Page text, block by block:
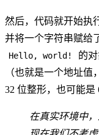
然后，代码就开始执
并将一个字符串赋给
Hello, world!
的
（也就是一个地址
32 位整形，也可能是
在真实环境中